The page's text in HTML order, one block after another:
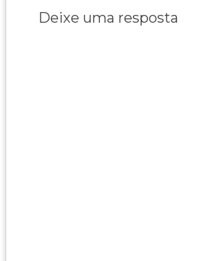
Deixe uma resposta